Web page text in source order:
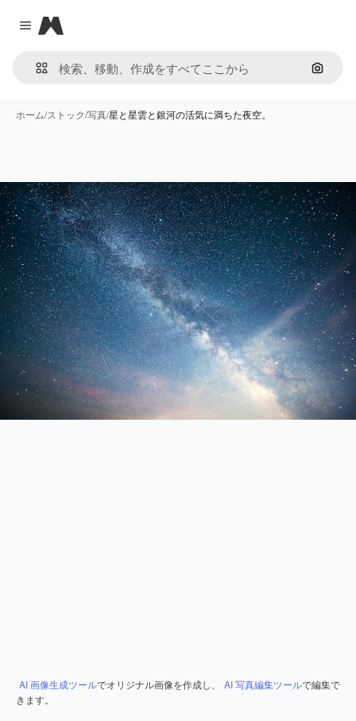
Close menu
Magnific
画像で
ホーム/ストック/写真/星と星雲と銀河の活気に満ちた夜空。
AI 画像生成ツールでオリジナル画像を作成し、 AI 写真編集ツールで編集で
きます。